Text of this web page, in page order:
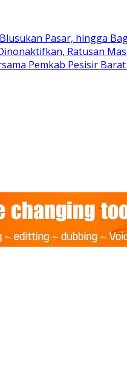
Pasar, hingga
Ratusan
Pemkab Pesisir